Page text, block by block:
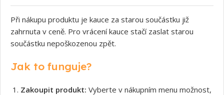
Při nákupu produktu je kauce za starou součástku již
zahrnuta v ceně. Pro vrácení kauce stačí zaslat starou
součástku nepoškozenou zpět.
Jak to funguje?
Zakoupit produkt: Vyberte v nákupním menu možnost,